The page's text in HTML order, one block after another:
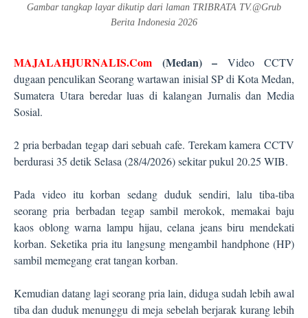
Gambar tangkap layar dikutip dari laman TRIBRATA TV.@Grub
Berita Indonesia 2026
MAJALAHJURNALIS.Com (Medan) – Video CCTV
dugaan penculikan Seorang wartawan inisial SP di Kota Medan,
Sumatera Utara beredar luas di kalangan Jurnalis dan Media
Sosial.
2 pria berbadan tegap dari sebuah cafe. Terekam kamera CCTV
berdurasi 35 detik Selasa (28/4/2026) sekitar pukul 20.25 WIB.
Pada video itu korban sedang duduk sendiri, lalu tiba-tiba
seorang pria berbadan tegap sambil merokok, memakai baju
kaos oblong warna lampu hijau, celana jeans biru mendekati
korban. Seketika pria itu langsung mengambil handphone (HP)
sambil memegang erat tangan korban.
Kemudian datang lagi seorang pria lain, diduga sudah lebih awal
tiba dan duduk menunggu di meja sebelah berjarak kurang lebih